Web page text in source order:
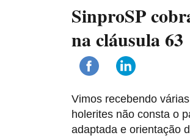
SinproSP
na cláusula 63
Vimos recebendo
holerites não consta o
adaptada e orientação